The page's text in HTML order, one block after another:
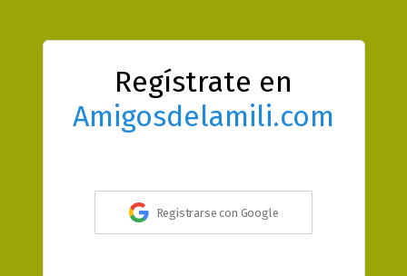
Regístrate en
Amigosdelamili.com
Registrarse con Google